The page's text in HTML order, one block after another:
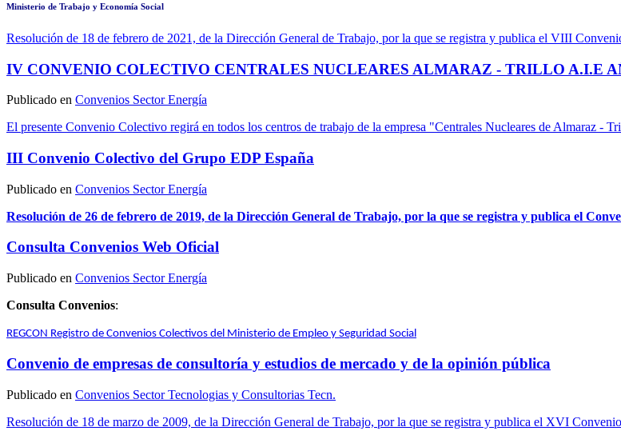
Ministerio de Trabajo y Economía Social
Resolución de 18 de febrero de 2021, de la Dirección General de Trabajo, por la que se registra y publica el VIII
IV CONVENIO COLECTIVO CENTRALES NUCLEARES ALMARAZ - TRILLO A.I.E
Publicado en Convenios Sector Energía
El presente Convenio Colectivo regirá en todos los centros de trabajo de la empresa "Centrales Nucleares de Almaraz -
III Convenio Colectivo del Grupo EDP España
Publicado en Convenios Sector Energía
Resolución de 26 de febrero de 2019, de la Dirección General de Trabajo, por la que se registra y publica el
Consulta Convenios Web Oficial
Publicado en Convenios Sector Energía
Consulta Convenios:
REGCON Registro de Convenios Colectivos del Ministerio de Empleo y Seguridad Social
Convenio de empresas de consultoría y estudios de mercado y de la opinión pública
Publicado en Convenios Sector Tecnologias y Consultorias Tecn.
Resolución de 18 de marzo de 2009, de la Dirección General de Trabajo, por la que se registra y publica el XVI